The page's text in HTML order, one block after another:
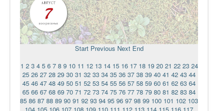
Start Previous Next End
1 2 3 4 5 6 7 8 9 10 11 12 13 14 15 16 17 18 19 20 21 22 23 24
25 26 27 28 29 30 31 32 33 34 35 36 37 38 39 40 41 42 43 44
45 46 47 48 49 50 51 52 53 54 55 56 57 58 59 60 61 62 63 64
65 66 67 68 69 70 71 72 73 74 75 76 77 78 79 80 81 82 83 84
85 86 87 88 89 90 91 92 93 94 95 96 97 98 99 100 101 102 103
104 105 106 107 108 109 110 111 112 113 114 115 116 117